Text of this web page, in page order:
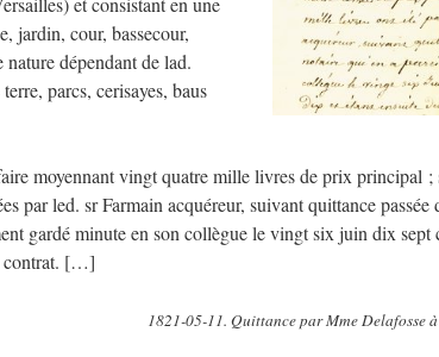
jardin, cour, bassecour,
nature dépendant de lad.
parcs, cerisayes, baus
moyennant vingt quatre mille livres de prix principal
par led. sr Farmain acquéreur, suivant quittance
gardé minute en son collègue le vingt six juin dix
contrat. […]
1821-05-11. Quittance par Mme Delafosse